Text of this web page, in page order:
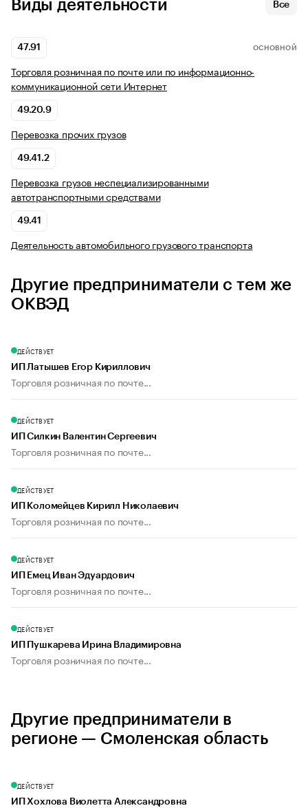
Виды деятельности Все
47.91 ОСНОВНОЙ
Торговля розничная по почте или по информационно-
коммуникационной сети Интернет
49.20.9
Перевозка прочих грузов
49.41.2
Перевозка грузов неспециализированными
автотранспортными средствами
49.41
Деятельность автомобильного грузового транспорта
Другие предприниматели с тем же
ОКВЭД
ДЕЙСТВУЕТ
ИП Латышев Егор Кириллович
Торговля розничная по почте...
ДЕЙСТВУЕТ
ИП Силкин Валентин Сергеевич
Торговля розничная по почте...
ДЕЙСТВУЕТ
ИП Коломейцев Кирилл Николаевич
Торговля розничная по почте...
ДЕЙСТВУЕТ
ИП Емец Иван Эдуардович
Торговля розничная по почте...
ДЕЙСТВУЕТ
ИП Пушкарева Ирина Владимировна
Торговля розничная по почте...
Другие предприниматели в
регионе — Смоленская область
ДЕЙСТВУЕТ
ИП Хохлова Виолетта Александровна